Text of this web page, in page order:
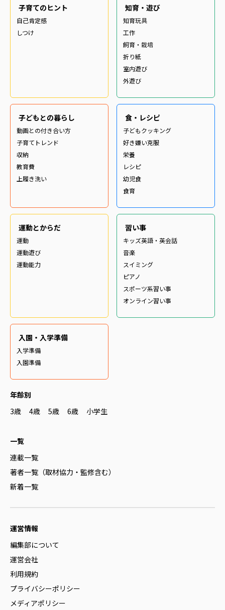
子育てのヒント
自己肯定感
しつけ
知育・遊び
知育玩具
工作
飼育・栽培
折り紙
室内遊び
外遊び
子どもとの暮らし
動画との付き合い方
子育てトレンド
収納
教育費
上履き洗い
食・レシピ
子どもクッキング
好き嫌い克服
栄養
レシピ
幼児食
食育
運動とからだ
運動
運動遊び
運動能力
習い事
キッズ英語・英会話
音楽
スイミング
ピアノ
スポーツ系習い事
オンライン習い事
入園・入学準備
入学準備
入園準備
年齢別
3歳
4歳 5歳 6歳 小学生
一覧
連載一覧
著者一覧（取材協力・監修含む）
新着一覧
運営情報
編集部について
運営会社
利用規約
プライバシーポリシー
メディアポリシー